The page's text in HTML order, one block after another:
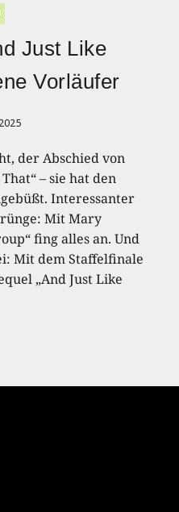
Just Like
Vorläufer
der Abschied von
– sie hat den
Interessanter
Mit Mary
fing alles an. Und
Mit dem Staffelfinale
„And Just Like